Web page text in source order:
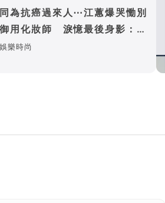
同為抗癌過來人⋯江蕙爆哭慟別
御用化妝師 淚憶最後身影：早
知道讓她多補一點妝
娛樂時尚